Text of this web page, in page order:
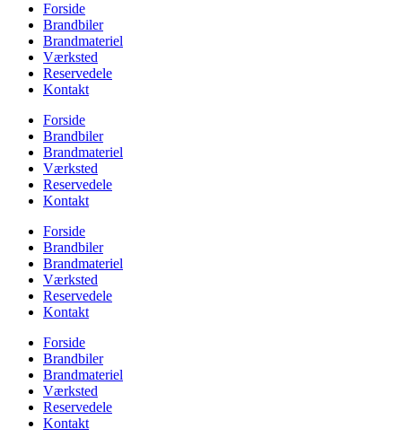
Forside
Brandbiler
Brandmateriel
Værksted
Reservedele
Kontakt
Forside
Brandbiler
Brandmateriel
Værksted
Reservedele
Kontakt
Forside
Brandbiler
Brandmateriel
Værksted
Reservedele
Kontakt
Forside
Brandbiler
Brandmateriel
Værksted
Reservedele
Kontakt